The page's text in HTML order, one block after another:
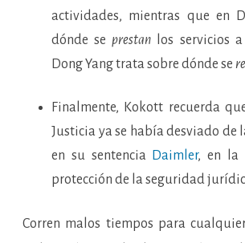
actividades, mientras que en
dónde seprestan
los servicios
Dong Yang trata sobre dónde se
Finalmente, Kokott recuerda
Justicia ya se había desviado de
en su sentencia Daimler, en la
protección de la seguridad
Corren malos tiempos para